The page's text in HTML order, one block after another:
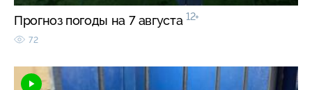
Прогноз погоды на 7 августа 12+
72